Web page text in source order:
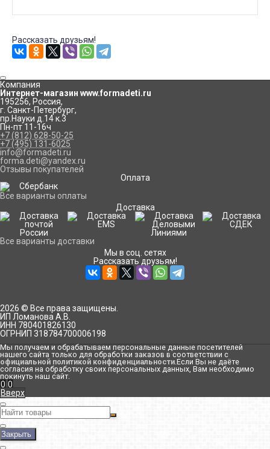
Рассказать друзьям!
Компания
Интернет-магазин www.formadeti.ru
195256, Россия,
г. Санкт-Петербург,
пр.Науки д.14 к.3
Пн-пт 11-16ч
+7 (812) 628-50-25
+7 (495) 131-6025
info@formadeti.ru
forma.deti@yandex.ru
Отзывы покупателей
Оплата
Все варианты оплаты
Доставка
Все варианты доставки
Мы в соц. сетях
Рассказать друзьям!
2026 © Все права защищены.
ИП Ломанова А.В.
ИНН 780401826130
ОГРНИП 318784700006198
Мы получаем и обрабатываем персональные данные посетителей
нашего сайта только для обработки заказов в соответствии с
официальной политикой конфиденциальности.Если Вы не даёте
согласия на обработку своих персональных данных, Вам необходимо
покинуть наш сайт.
0 0
Вверх
Закрыть